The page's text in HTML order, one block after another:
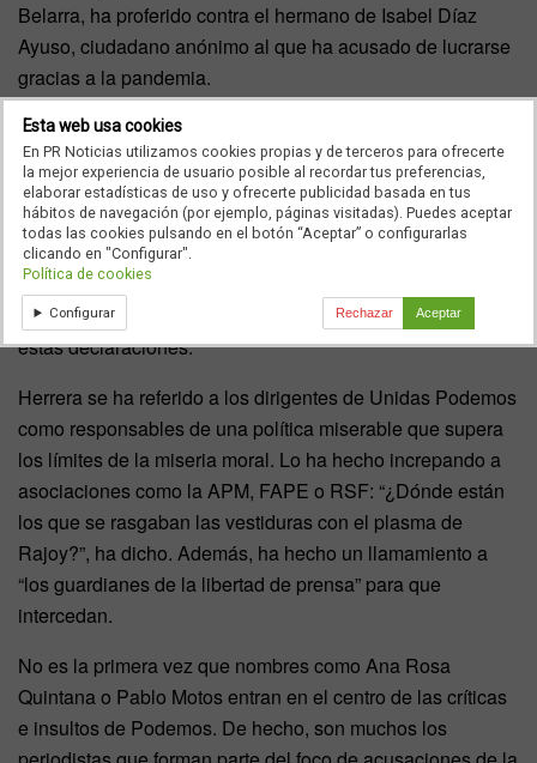
Belarra, ha proferido contra el hermano de Isabel Díaz
Ayuso, ciudadano anónimo al que ha acusado de lucrarse
gracias a la pandemia.
La defensa de Carlos Herrera
Ante esta acumulación de ataques, uno de los que ha
clamado contra estas acusaciones ha sido Carlos Herrera.
El director deHerrera en COPE
organizaciones de periodistas como la APM, FAPE o
Reporteros sin Fronteras a que muestren su repulsa ante
estas declaraciones.
Herrera se ha referido a los dirigentes de Unidas Podemos
como responsables de una política miserable que supera
los límites de la miseria moral. Lo ha hecho increpando a
asociaciones como la APM, FAPE o RSF: “¿Dónde están
los que se rasgaban las vestiduras con el plasma de
Rajoy?”, ha dicho. Además, ha hecho un llamamiento a
“los guardianes de la libertad de prensa” para que
intercedan.
No es la primera vez que nombres como Ana Rosa
Quintana o Pablo Motos entran en el centro de las críticas
e insultos de Podemos. De hecho, son muchos los
Esta web usa cookies
En PR Noticias utilizamos cookies propias y de terceros para ofrecerte
la mejor experiencia de usuario posible al recordar tus preferencias,
elaborar estadísticas de uso y ofrecerte publicidad basada en tus
hábitos de navegación (por ejemplo, páginas visitadas). Puedes aceptar
todas las cookies pulsando en el botón “Aceptar” o configurarlas
clicando en "Configurar".
Política de cookies
Configurar Rechazar Aceptar